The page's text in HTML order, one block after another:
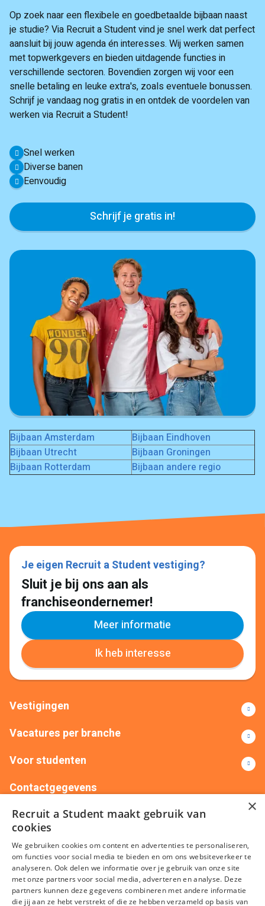
Op zoek naar een flexibele en goedbetaalde bijbaan naast
je studie? Via Recruit a Student vind je snel werk dat perfect
aansluit bij jouw agenda én interesses. Wij werken samen
met topwerkgevers en bieden uitdagende functies in
verschillende sectoren. Bovendien zorgen wij voor een
snelle betaling en leuke extra's, zoals eventuele bonussen.
Schrijf je vandaag nog gratis in en ontdek de voordelen van
werken via Recruit a Student!
Snel werken
Diverse banen
Eenvoudig
Schrijf je gratis in!
Bijbaan Amsterdam
Bijbaan Eindhoven
Bijbaan Utrecht
Bijbaan Groningen
Bijbaan Rotterdam
Bijbaan andere regio
Je eigen Recruit a Student vestiging?
Sluit je bij ons aan als
franchiseondernemer!
Meer informatie
Ik heb interesse
Vestigingen
Vacatures per branche
Voor studenten
Contactgegevens
+31(0)88 522 00 76
info@recruitastudent.nl
Alle vestigingen
×
Recruit a Student maakt gebruik van
cookies
We gebruiken cookies om content en advertenties te personaliseren,
om functies voor social media te bieden en om ons websiteverkeer te
analyseren. Ook delen we informatie over je gebruik van onze site
met onze partners voor social media, adverteren en analyse. Deze
partners kunnen deze gegevens combineren met andere informatie
die jij aan ze hebt verstrekt of die ze hebben verzameld op basis van